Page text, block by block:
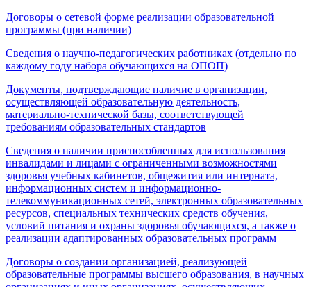
Договоры о сетевой форме реализации образовательной
программы (при наличии)
Сведения о научно-педагогических работниках (отдельно по
каждому году набора обучающихся на ОПОП)
Документы, подтверждающие наличие в организации,
осуществляющей образовательную деятельность,
материально-технической базы, соответствующей
требованиям образовательных стандартов
Сведения о наличии приспособленных для использования
инвалидами и лицами с ограниченными возможностями
здоровья учебных кабинетов, общежития или интерната,
информационных систем и информационно-
телекоммуникационных сетей, электронных образовательных
ресурсов, специальных технических средств обучения,
условий питания и охраны здоровья обучающихся, а также о
реализации адаптированных образовательных программ
Договоры о создании организацией, реализующей
образовательные программы высшего образования, в научных